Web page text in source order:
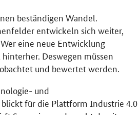
beständigen Wandel.
entwickeln sich weiter,
eine neue Entwicklung
Deswegen müssen
und bewertet werden.
und
für die Plattform Industrie 4.0